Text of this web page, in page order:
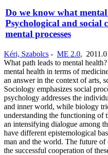
Do we know what
Psychological and social
mental processes
Kéri, Szabolcs - ME 2.0,
What path leads to mental
mental health in terms of
an answer in the context of arts,
Sociology emphasizes social
psychology addresses the
and inner world, while biology
understanding the functioning of
an intensifying dialogue among
have different epistemological
man and the world. The future of
the successful cooperation of